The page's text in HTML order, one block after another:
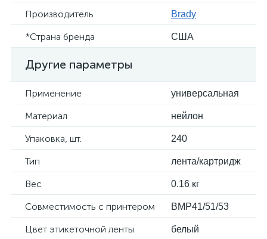
Производитель Brady
*Страна бренда США
Другие параметры
Применение универсальная
Материал нейлон
Упаковка, шт. 240
Тип лента/картридж
Вес 0.16 кг
Совместимость с принтером BMP41/51/53
Цвет этикеточной ленты белый